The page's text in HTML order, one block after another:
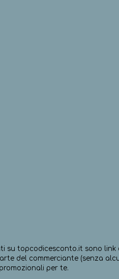
su topcodicesconto.it sono
del commerciante (senza
per te.